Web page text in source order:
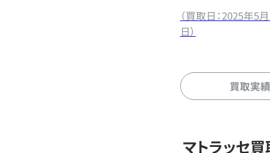
（買取日：2025年5
日）
買取実
マトラッセ